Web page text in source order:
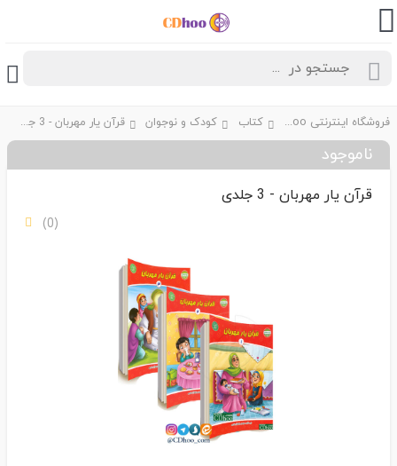
فروشگاه اینترنتی CDhoo کتاب کودک و نوجوان قرآن یار مهربان - 3 جلدی
ناموجود
قرآن یار مهربان - 3 جلدی
(0)